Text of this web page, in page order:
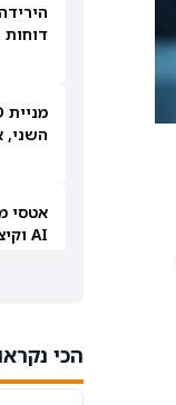
דוחות
השני,
AI וקיצוץ עלויות אינם הסיבה
מחיר הכי